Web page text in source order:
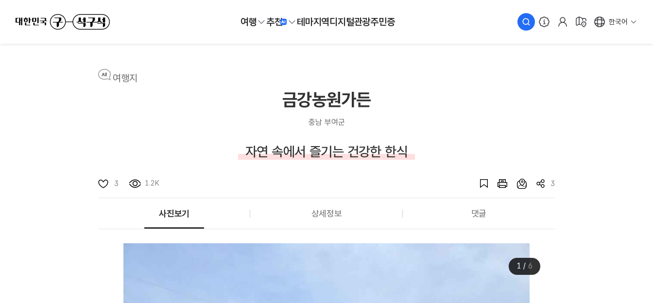
여행 추천 테마지역디지털관광주민증 한국어
여행지
금강농원가든
충남 부여군
자연 속에서 즐기는 건강한 한식
3 1.2K 3
사진보기 상세정보 댓글
1 / 6